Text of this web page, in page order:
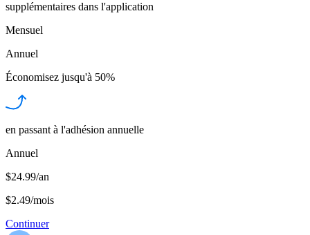
supplémentaires dans l'application
Mensuel
Annuel
Économisez jusqu'à 50%
en passant à l'adhésion annuelle
Annuel
$24.99/an
$2.49/mois
Continuer